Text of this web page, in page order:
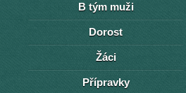
B tým muži
Dorost
Žáci
Přípravky